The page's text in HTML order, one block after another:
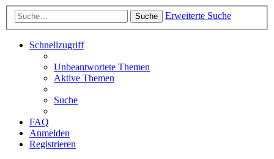
Suche Erweiterte Suche
Schnellzugriff
Unbeantwortete Themen
Aktive Themen
Suche
FAQ
Anmelden
Registrieren